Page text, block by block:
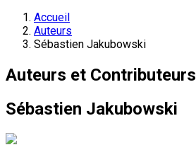
Accueil
Auteurs
Sébastien Jakubowski
Auteurs et Contributeurs
Sébastien Jakubowski